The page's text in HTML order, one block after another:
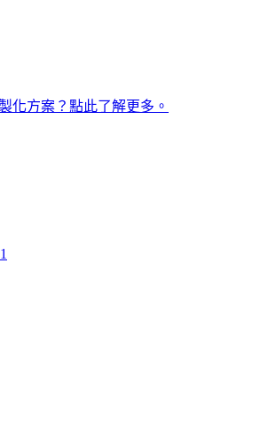
化方案？點此了解更多。